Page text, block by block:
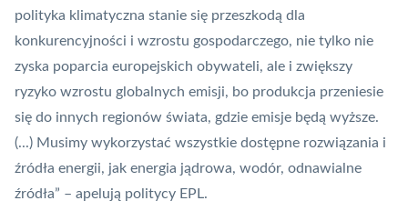
polityka klimatyczna stanie się przeszkodą dla
konkurencyjności i wzrostu gospodarczego, nie tylko nie
zyska poparcia europejskich obywateli, ale i zwiększy
ryzyko wzrostu globalnych emisji, bo produkcja przeniesie
się do innych regionów świata, gdzie emisje będą wyższe.
(...) Musimy wykorzystać wszystkie dostępne rozwiązania i
źródła energii, jak energia jądrowa, wodór, odnawialne
źródła” – apelują politycy EPL.